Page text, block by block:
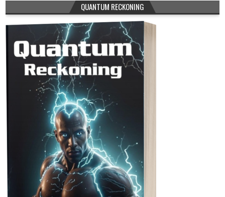
QUANTUM RECKONING